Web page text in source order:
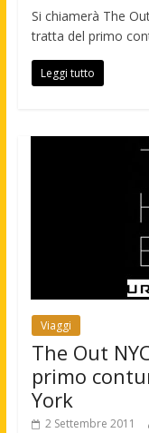
Si chiamerà The
tratta del primo
Leggi tutto
Viaggi
The Out
primo
York
2 Settembre 2011